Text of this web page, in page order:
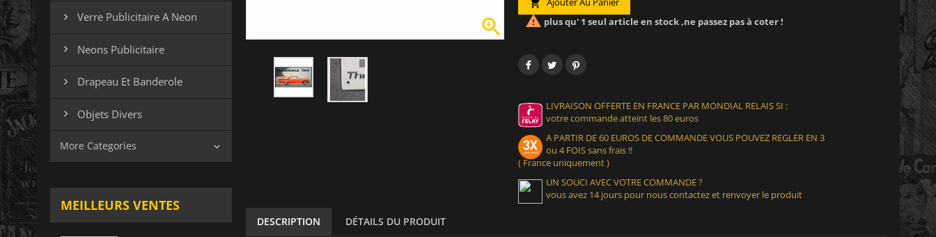
 Verre Publicitaire A Neon
 Neons Publicitaire
 Drapeau Et Banderole
 Objets Divers
More Categories 
MEILLEURS VENTES


 plus qu' 1 seul article en stock ,ne passez pas à coter !
LIVRAISON OFFERTE EN FRANCE PAR MONDIAL RELAIS SI :
votre commande atteint les 80 euros
A PARTIR DE 60 EUROS DE COMMANDE VOUS POUVEZ REGLER EN 3
ou 4 FOIS sans frais !!
( France uniquement )
UN SOUCI AVEC VOTRE COMMANDE ?
vous avez 14 jours pour nous contactez et renvoyer le produit
DESCRIPTION DÉTAILS DU PRODUIT